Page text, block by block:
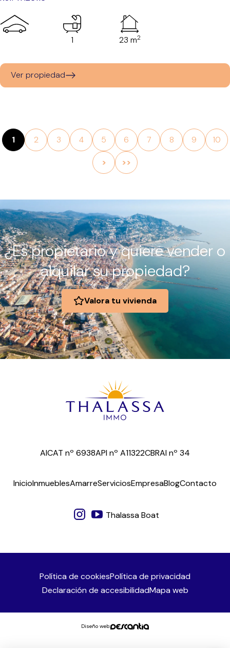
1 23 m2
Ver propiedad
1 2 3 4 5 6 7 8 9 10
> >>
¿Es propietario y quiere vender o
alquilar su propiedad?
Valora tu vivienda
AICAT nº 6938API nº A11322CBRAI nº 34
InicioInmueblesAmarreServiciosEmpresaBlogContacto
Thalassa Boat
Política de cookiesPolítica de privacidad
Declaración de accesibilidadMapa web
Diseño web: